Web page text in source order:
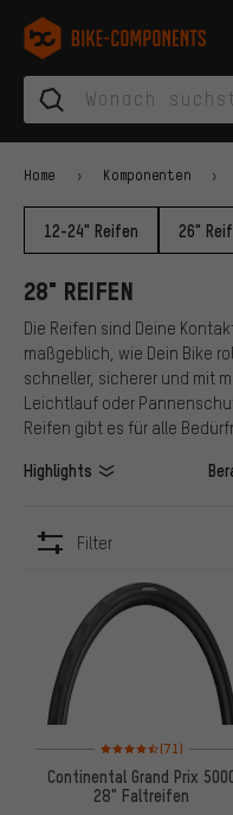
Zur Hauptnavigation springen
Zur Kategorienavigation
Zum Inhalt springen
Zu Marken und Newsletter
Zur Fußzeile springen
bike-components.de
Home Komponenten
12-24" Reifen 26"
28" REIFEN
Die Reifen sind Deine
maßgeblich, wie Dein Bike
schneller, sicherer und mit
Leichtlauf oder
Reifen gibt es für alle
Highlights
Filter
Bewertungen: 4,5
(71)
Continental Grand Prix
28" Faltreifen